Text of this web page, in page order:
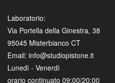
Laboratorio:
Via Portella della Ginestra, 38
95045 Misterbianco CT
Email: info@studiopistone.it
Lunedì - Venerdì
orario continuato 09:00/20:00